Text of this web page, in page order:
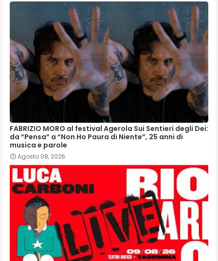
FABRIZIO MORO al festival Agerola Sui Sentieri degli Dei:
da “Pensa” a “Non Ho Paura di Niente”, 25 anni di
musica e parole
Agosto 08, 2026